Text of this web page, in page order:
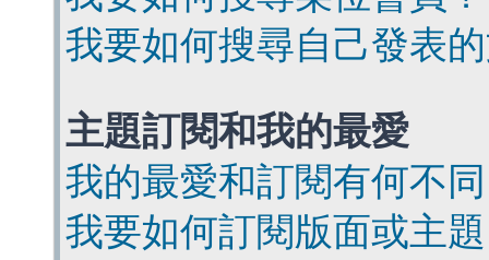
我要如何搜尋自己發表
主題訂閱和我的最愛
我的最愛和訂閱有何不
我要如何訂閱版面或主